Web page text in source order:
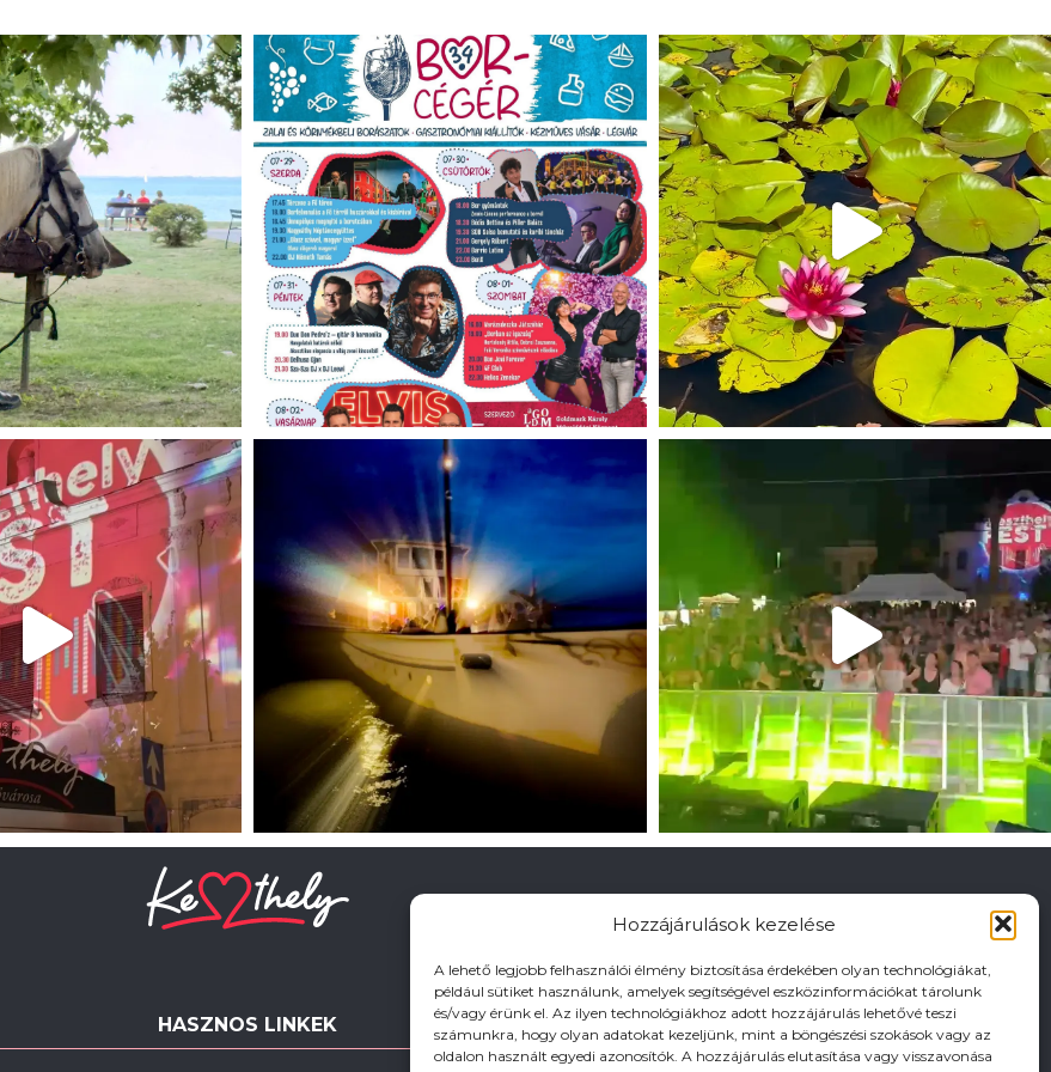
Hozzájárulások kezelése
A lehető legjobb felhasználói élmény biztosítása érdekében olyan technológiákat,
például sütiket használunk, amelyek segítségével eszközinformációkat tárolunk
és/vagy érünk el. Az ilyen technológiákhoz adott hozzájárulás lehetővé teszi
számunkra, hogy olyan adatokat kezeljünk, mint a böngészési szokások vagy az
oldalon használt egyedi azonosítók. A hozzájárulás elutasítása vagy visszavonása
HASZNOS LINKEK